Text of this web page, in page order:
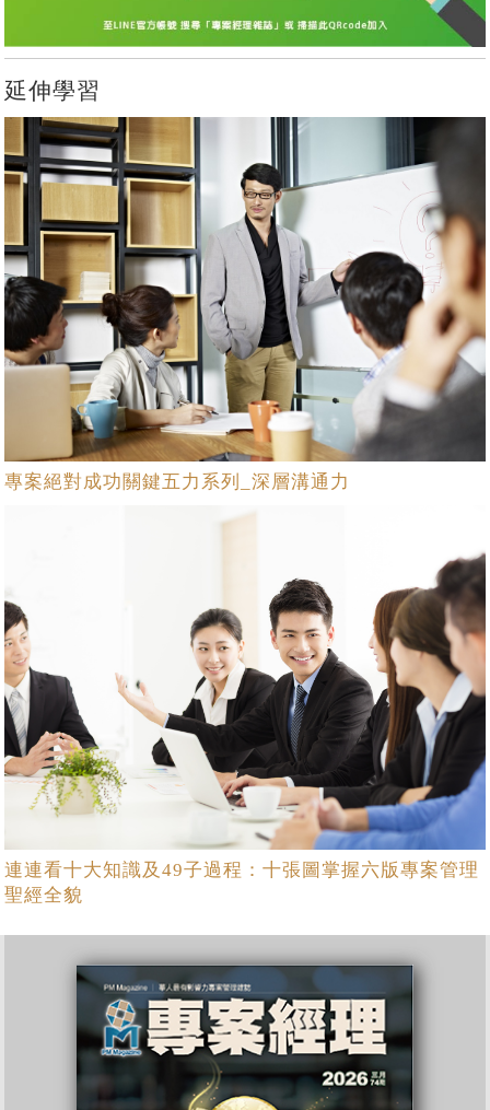
延伸學習
專案絕對成功關鍵五力系列_深層溝通力
連連看十大知識及49子過程：十張圖掌握六版專案管理
聖經全貌